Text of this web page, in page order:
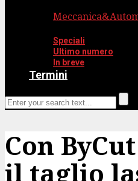
Speciali
Ultimo numero
In breve
Termini
Con
il taglio